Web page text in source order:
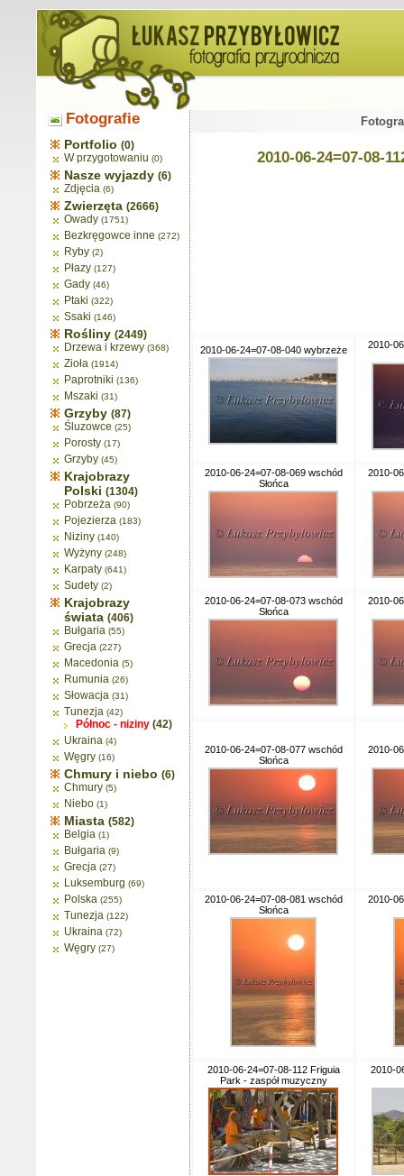
Fotografie
Portfolio (0)
W przygotowaniu (0)
Nasze wyjazdy (6)
Zdjęcia (6)
Zwierzęta (2666)
Owady (1751)
Bezkręgowce inne (272)
Ryby (2)
Płazy (127)
Gady (46)
Ptaki (322)
Ssaki (146)
Rośliny (2449)
Drzewa i krzewy (368)
Zioła (1914)
Paprotniki (136)
Mszaki (31)
Grzyby (87)
Śluzowce (25)
Porosty (17)
Grzyby (45)
Krajobrazy
Polski (1304)
Pobrzeża (90)
Pojezierza (183)
Niziny (140)
Wyżyny (248)
Karpaty (641)
Sudety (2)
Krajobrazy
świata (406)
Bułgaria (55)
Grecja (227)
Macedonia (5)
Rumunia (26)
Słowacja (31)
Tunezja (42)
Północ - niziny (42)
Ukraina (4)
Węgry (16)
Chmury i niebo (6)
Chmury (5)
Niebo (1)
Miasta (582)
Belgia (1)
Bułgaria (9)
Grecja (27)
Luksemburg (69)
Polska (255)
Tunezja (122)
Ukraina (72)
Węgry (27)
2010-06-24=07-08-
2010-06-24=07-08-040 wybrzeże 2010-
2010-06-24=07-08-069 wschód
Słońca
2010-
2010-06-24=07-08-073 wschód
Słońca
2010-
2010-06-24=07-08-077 wschód
Słońca
2010-
2010-06-24=07-08-081 wschód
Słońca
2010-
2010-06-24=07-08-112 Friguia
Park - zaspół muzyczny
2010-